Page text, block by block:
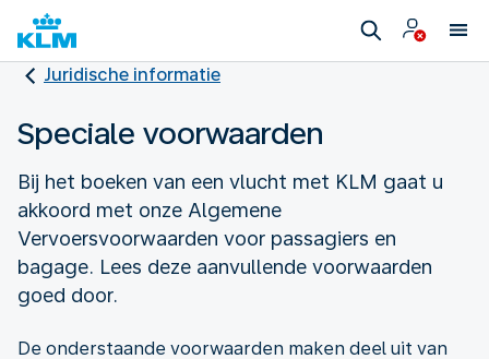
Juridische informatie
Speciale voorwaarden
Bij het boeken van een vlucht met KLM gaat u
akkoord met onze Algemene
Vervoersvoorwaarden voor passagiers en
bagage. Lees deze aanvullende voorwaarden
goed door.
De onderstaande voorwaarden maken deel uit van